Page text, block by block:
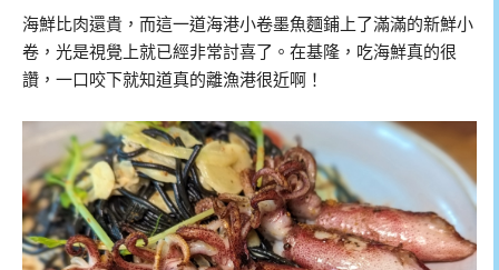
海鮮比肉還貴，而這一道海港小卷墨魚麵鋪上了滿滿的新鮮小
卷，光是視覺上就已經非常討喜了。在基隆，吃海鮮真的很
讚，一口咬下就知道真的離漁港很近啊！